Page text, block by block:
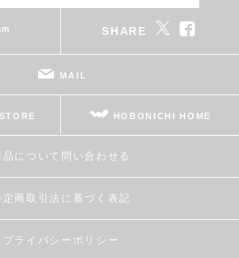
SHARE
MAIL
HOBONICHI HOME
品について問い合わせる
定商取引法に基づく表記
プライバシーポリシー